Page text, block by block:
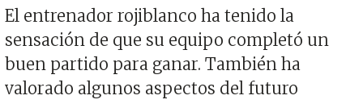
El entrenador rojiblanco ha tenido la
sensación de que su equipo completó un
buen partido para ganar. También ha
valorado algunos aspectos del futuro